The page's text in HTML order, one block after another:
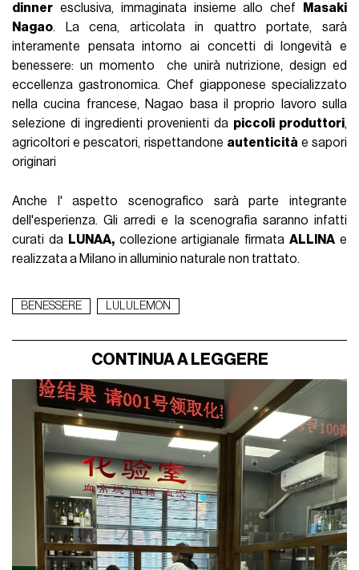
dinner esclusiva, immaginata insieme allo chef
Masaki
Nagao. La cena, articolata in quattro portate, sarà
interamente pensata intorno ai concetti di longevità e
benessere: un momento che unirà nutrizione, design ed
eccellenza gastronomica. Chef giapponese specializzato
nella cucina francese, Nagao basa il proprio lavoro sulla
selezione di ingredienti provenienti da piccoli produttori,
agricoltori e pescatori, rispettandone autenticitàe sapori
originari
Anche l' aspetto scenografico sarà parte integrante
dell'esperienza. Gli arredi e la scenografia saranno infatti
curati da LUNAA,collezione artigianale firmataALLINA e
realizzata a Milano in alluminio naturale non trattato.
BENESSERE LULULEMON
CONTINUA A LEGGERE